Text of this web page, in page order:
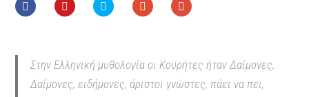
Στην Ελληνική μυθολογία οι Κουρήτες ήταν Δαίμονες,
Δαΐμονες, ειδήμονες, άριστοι γνώστες, πάει να πει,